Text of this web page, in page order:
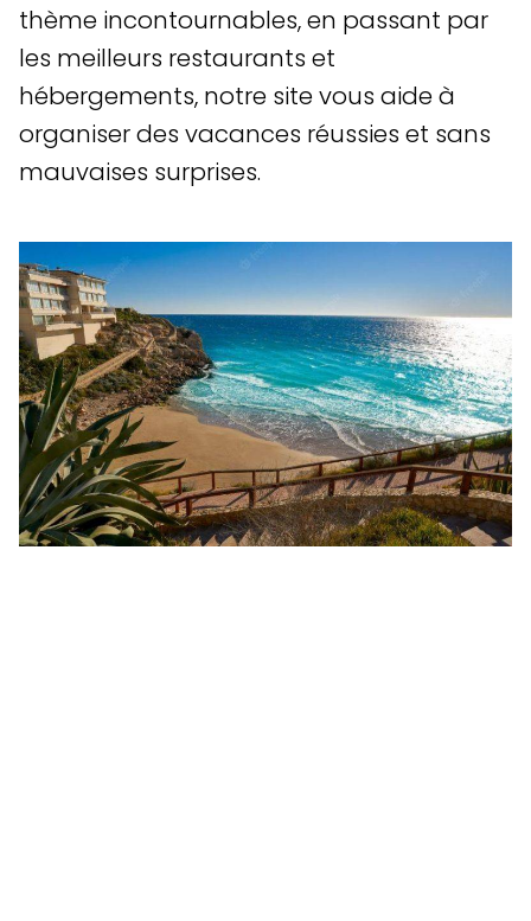
thème incontournables, en passant par
les meilleurs restaurants et
hébergements, notre site vous aide à
organiser des vacances réussies et sans
mauvaises surprises.